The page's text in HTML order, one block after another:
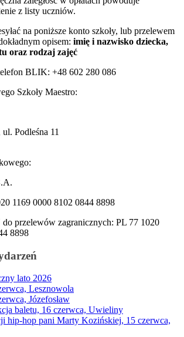
z listy uczniów.
na poniższe konto szkoły, lub przelewem
opisem: imię i nazwisko dziecka,
oraz rodzaj zajęć
BLIK: +48 602 280 086
Szkoły Maestro:
Podleśna 11
1169 0000 8102 0844 8898
przelewów zagranicznych: PL 77 1020
8898
lato 2026
Lesznowola
Józefosław
baletu, 16 czerwca, Uwieliny
hip-hop pani Marty Kozińskiej, 15 czerwca,